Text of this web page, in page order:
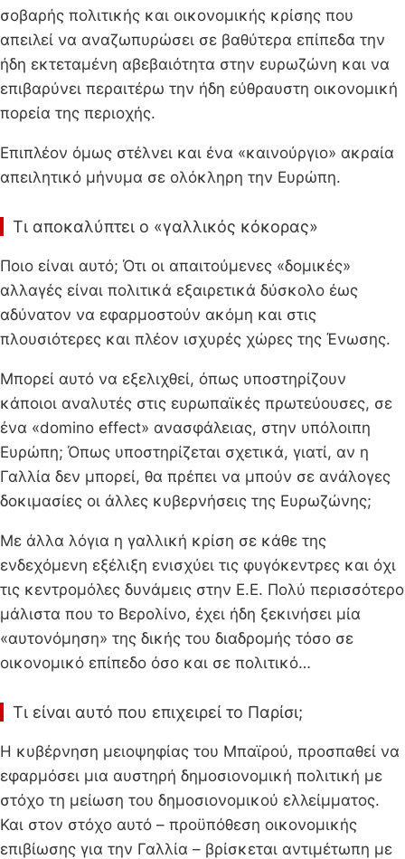
σοβαρής πολιτικής και οικονομικής κρίσης που
απειλεί να αναζωπυρώσει σε βαθύτερα επίπεδα την
ήδη εκτεταμένη αβεβαιότητα στην ευρωζώνη και να
επιβαρύνει περαιτέρω την ήδη εύθραυστη οικονομική
πορεία της περιοχής.
Επιπλέον όμως στέλνει και ένα «καινούργιο» ακραία
απειλητικό μήνυμα σε ολόκληρη την Ευρώπη.
Τι αποκαλύπτει ο «γαλλικός κόκορας»
Ποιο είναι αυτό; Ότι οι απαιτούμενες «δομικές»
αλλαγές είναι πολιτικά εξαιρετικά δύσκολο έως
αδύνατον να εφαρμοστούν ακόμη και στις
πλουσιότερες και πλέον ισχυρές χώρες της Ένωσης.
Μπορεί αυτό να εξελιχθεί, όπως υποστηρίζουν
κάποιοι αναλυτές στις ευρωπαϊκές πρωτεύουσες, σε
ένα «domino effect» ανασφάλειας, στην υπόλοιπη
Ευρώπη; Όπως υποστηρίζεται σχετικά, γιατί, αν η
Γαλλία δεν μπορεί, θα πρέπει να μπούν σε ανάλογες
δοκιμασίες οι άλλες κυβερνήσεις της Ευρωζώνης;
Με άλλα λόγια η γαλλική κρίση σε κάθε της
ενδεχόμενη εξέλιξη ενισχύει τις φυγόκεντρες και όχι
τις κεντρομόλες δυνάμεις στην Ε.Ε. Πολύ περισσότερο
μάλιστα που το Βερολίνο, έχει ήδη ξεκινήσει μία
«αυτονόμηση» της δικής του διαδρομής τόσο σε
οικονομικό επίπεδο όσο και σε πολιτικό…
Τι είναι αυτό που επιχειρεί το Παρίσι;
Η κυβέρνηση μειοψηφίας του Μπαϊρού, προσπαθεί να
εφαρμόσει μια αυστηρή δημοσιονομική πολιτική με
στόχο τη μείωση του δημοσιονομικού ελλείμματος.
Και στον στόχο αυτό – προϋπόθεση οικονομικής
επιβίωσης για την Γαλλία – βρίσκεται αντιμέτωπη με